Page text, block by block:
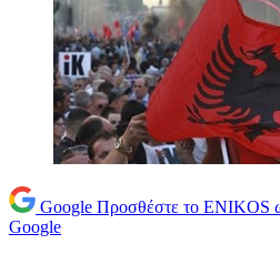
Google Προσθέστε το ENIKOS
Google